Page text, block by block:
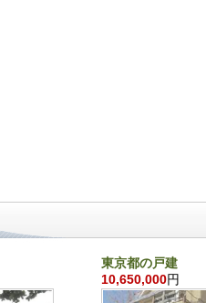
東京都の戸建
10,650,000円